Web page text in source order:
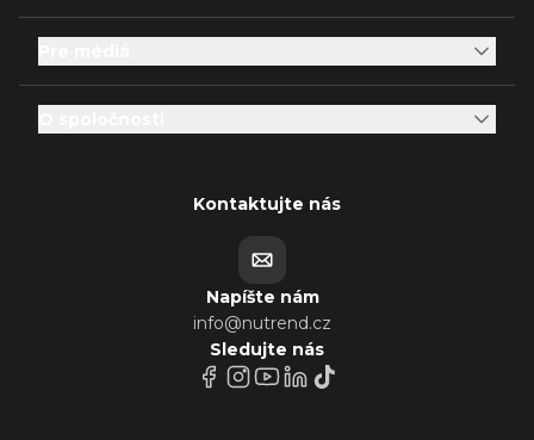
Kontaktujte nás
Napíšte nám
info@nutrend.cz
Sledujte nás